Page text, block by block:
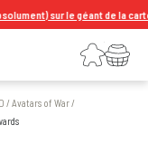
sur le géant de la carte
Connexion
Votre panier
/Avatars of War/